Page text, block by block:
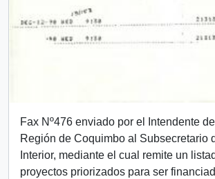
Fax Nº476 enviado por el Intendente
Región de Coquimbo al Subsecretario
Interior, mediante el cual remite un
proyectos priorizados para ser